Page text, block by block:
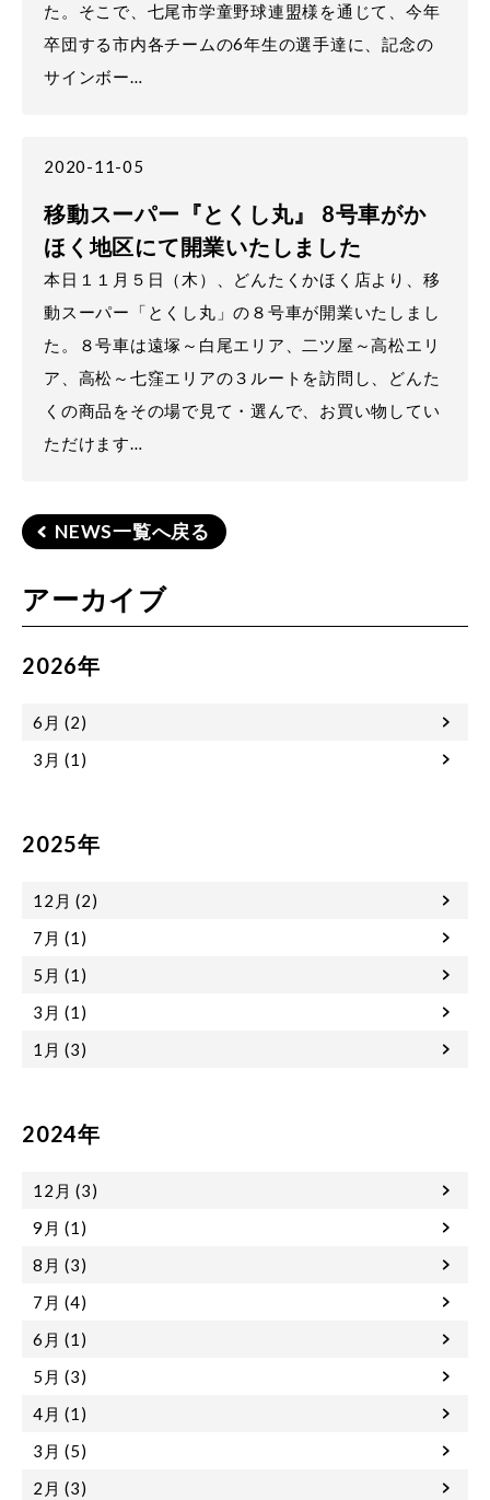
た。そこで、七尾市学童野球連盟様を通じて、今年
卒団する市内各チームの6年生の選手達に、記念の
サインボー…
2020-11-05
移動スーパー『とくし丸』 8号車がか
ほく地区にて開業いたしました
本日１１月５日（木）、どんたくかほく店より、移
動スーパー「とくし丸」の８号車が開業いたしまし
た。８号車は遠塚～白尾エリア、二ツ屋～高松エリ
ア、高松～七窪エリアの３ルートを訪問し、どんた
くの商品をその場で見て・選んで、お買い物してい
ただけます…
NEWS一覧へ戻る
アーカイブ
2026年
6月 (2)
3月 (1)
2025年
12月 (2)
7月 (1)
5月 (1)
3月 (1)
1月 (3)
2024年
12月 (3)
9月 (1)
8月 (3)
7月 (4)
6月 (1)
5月 (3)
4月 (1)
3月 (5)
2月 (3)